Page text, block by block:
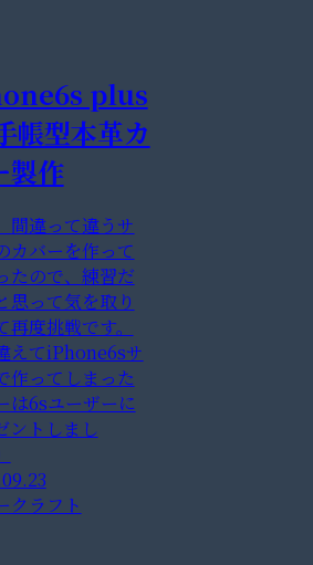
plus
帳型本革カ
製作
間違って違うサ
カバーを作って
たので、練習だ
思って気を取り
再度挑戦です。
えてiPhone6sサ
作ってしまった
は6sユーザーに
ントしまし
クラフト